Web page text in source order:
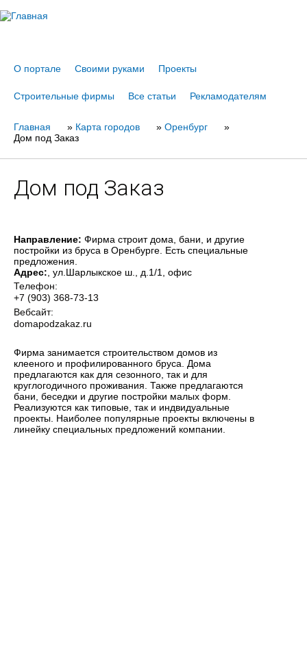
О портале Своими руками Проекты
Строительные фирмы Все статьи Рекламодателям
Вы
Главная » Карта городов » Оренбург
»
Дом под Заказ
Дом под Заказ
Направление: Фирма строит дома, бани, и другие
постройки из бруса в Оренбурге. Есть специальные
предложения.
Адрес: , ул.Шарлыкское ш., д.1/1, офис
Телефон:
+7 (903) 368-73-13
Вебсайт:
domapodzakaz.ru
Фирма занимается строительством домов из
клееного и профилированного бруса. Дома
предлагаются как для сезонного, так и для
круглогодичного проживания. Также предлагаются
бани, беседки и другие постройки малых форм.
Реализуются как типовые, так и индвидуальные
проекты. Наиболее популярные проекты включены в
линейку специальных предложений компании.